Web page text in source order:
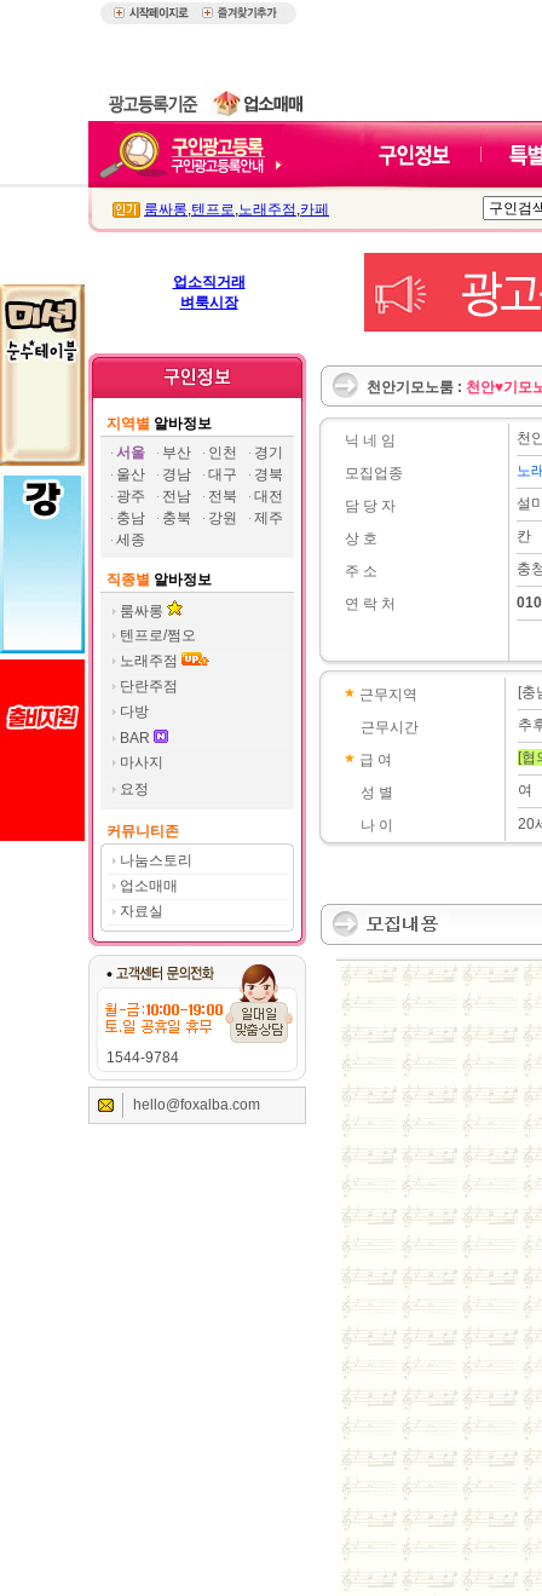
룸싸롱,텐프로,노래주점 ,카페
업소직거래
벼룩시장
지역별 알바정보
서울
부산 인천
경기
울산
경남 대구
경북
광주
전남 전북
대전
충남
충북 강원
제주
세종
직종별 알바정보
룸싸롱
텐프로/쩜오
노래주점
단란주점
다방
BAR
마사지
요정
커뮤니티존
나눔스토리
업소매매
자료실
1544-9784
hello@foxalba.com
천안기모노룸 : 천안♥기모
닉 네 임
모집업종
담 당 자
상 호
주 소
연 락 처
천
노
설
칸
충
근무지역
근무시간
급 여
성 별
나 이
[충
추
[협
여
20